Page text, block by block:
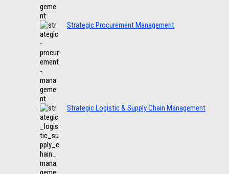
Strategic Procurement Management
Strategic Logistic & Supply Chain Management